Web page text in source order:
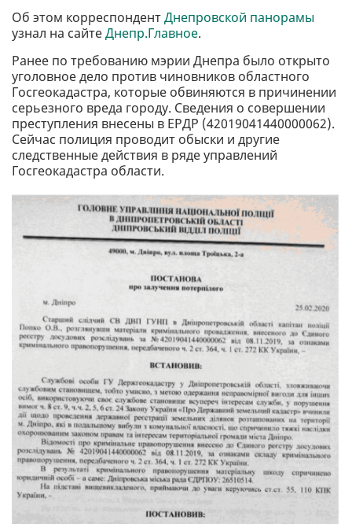
Об этом корреспондентДнепровской панорамы
узнал на сайтеДнепр.Главное.
Ранее по требованию мэрии Днепра было открыто
уголовное дело против чиновников областного
Госгеокадастра, которые обвиняются в причинении
серьезного вреда городу. Сведения о совершении
преступления внесены в ЕРДР (42019041440000062).
Сейчас полиция проводит обыски и другие
следственные действия в ряде управлений
Госгеокадастра области.